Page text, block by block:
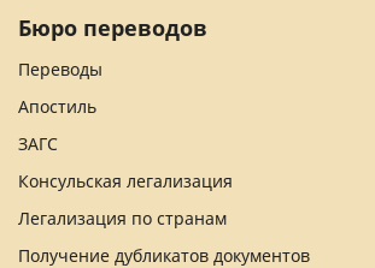
Бюро переводов
Переводы
Апостиль
ЗАГС
Консульская легализация
Легализация по странам
Получение дубликатов документов